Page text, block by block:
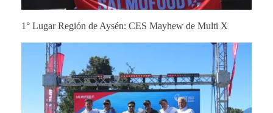
1° Lugar Región de Aysén: CES Mayhew de Multi X